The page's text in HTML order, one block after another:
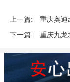
上一篇: 重庆奥迪
下一篇: 重庆九龙